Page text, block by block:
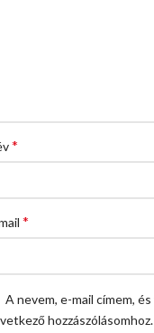
*
*
A nevem, e-mail címem,
hozzászólásomhoz.